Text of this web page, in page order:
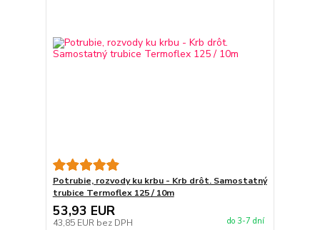
Potrubie, rozvody ku krbu - Krb drôt. Samostatný
trubice Termoflex 125 / 10m
53,93 EUR
43,85 EUR bez DPH do 3-7 dní